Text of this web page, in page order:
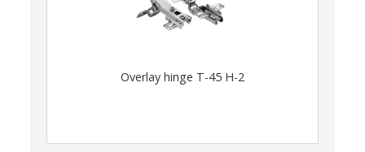
Overlay hinge T-45 H-2